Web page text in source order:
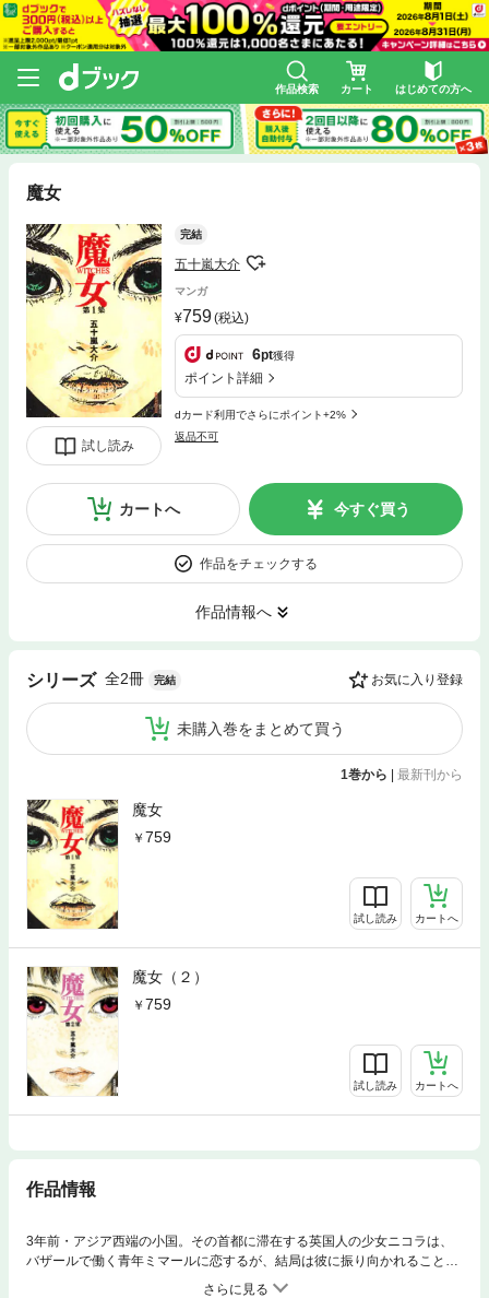
作品検索 カート はじめての方へ
魔女
試し読み
完結
五十嵐大介
マンガ
759(税込)
6pt獲得
ポイント詳細
dカード利用でさらにポイント+2%
返品不可
カートへ 今すぐ買う
作品をチェックする
作品情報へ
シリーズ 全2冊 完結 お気に入り登録
未購入巻をまとめて買う
1巻から | 最新刊から
魔女
759
試し読み カートへ
魔女（２）
759
試し読み カートへ
作品情報
3年前・アジア西端の小国。その首都に滞在する英国人の少女ニコラは、
バザールで働く青年ミマールに恋するが、結局は彼に振り向かれることな
く帰国した。だが、自尊心の高いニコラは屈辱をずっと忘れず、富と名